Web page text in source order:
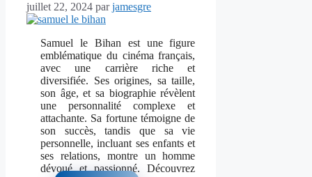
juillet 22, 2024 parjamesgre
Samuel le Bihan est une figure
emblématique du cinéma français,
avec une carrière riche et
diversifiée. Ses origines, sa taille,
son âge, et sa biographie révèlent
une personnalité complexe et
attachante. Sa fortune témoigne de
son succès, tandis que sa vie
personnelle, incluant ses enfants et
ses relations, montre un homme
dévoué et passionné. Découvrez